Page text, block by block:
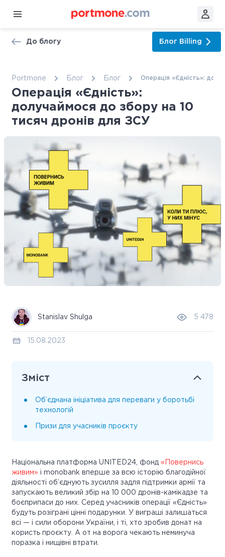
До блогу Блог Billing
Portmone Блог Блог Операція «Єдність»:
Операція «Єдність»:
долучаймося до збору на 10
тисяч дронів для ЗСУ
Stanislav Shulga 5 478
15.08.2023
Зміст
Об’єднана ініціатива для переваги у боротьбі
технологій
Призи для учасників проєкту
Національна платформа UNITED24, фонд «Повернись
живим» і monobank вперше за всю історію благодійної
діяльності об’єднують зусилля задля підтримки армії та
запускають великий збір на 10 000 дронів-камікадзе та
боєприпаси до них. Серед учасників операції «Єдність»
будуть розіграні цінні подарунки. У виграші залишаться
всі — і сили оборони України, і ті, хто зробив донат на
користь проєкту. А от на ворога чекають неминуча
поразка і нищівні втрати.